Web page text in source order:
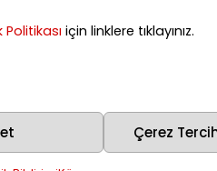
Politikası için linklere tıklayınız.
Çerez
Trafik Haberleri
Donald